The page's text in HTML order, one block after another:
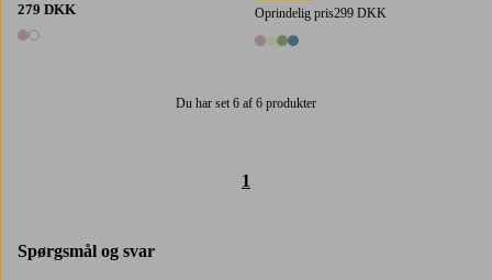
279 DKK
2 farver
Oprindelig pris299 DKK
4 farver
Du har set 6 af 6 produkter
1
Spørgsmål og svar